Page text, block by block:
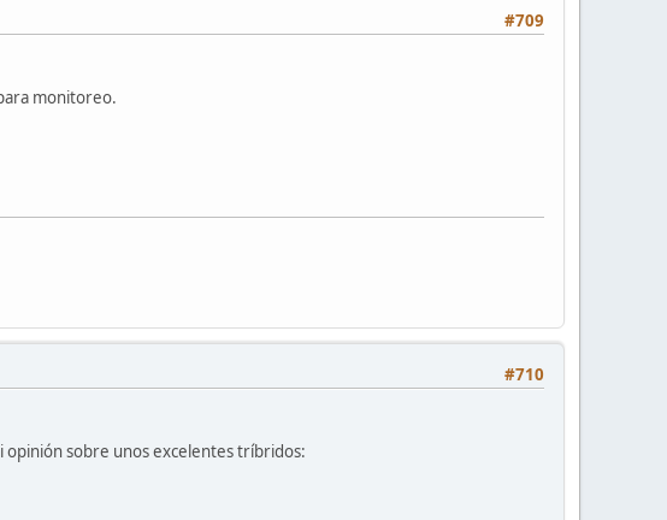
#709
monitoreo.
#710
opinión sobre unos excelentes tríbridos: